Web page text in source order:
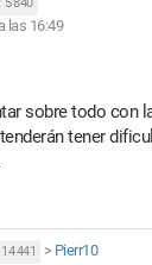
las 16:49
sobre todo con
tener
14 441 > Pierr10